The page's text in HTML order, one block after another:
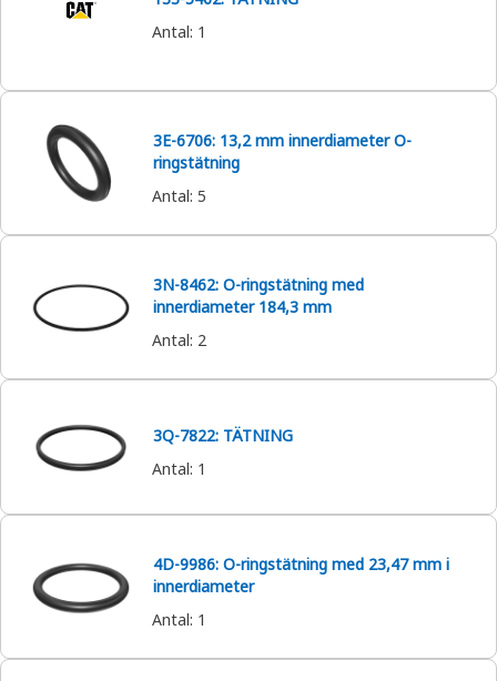
Antal: 1
3E-6706: 13,2 mm innerdiameter O-
ringstätning
Antal: 5
3N-8462: O-ringstätning med
innerdiameter 184,3 mm
Antal: 2
3Q-7822: TÄTNING
Antal: 1
4D-9986: O-ringstätning med 23,47 mm i
innerdiameter
Antal: 1